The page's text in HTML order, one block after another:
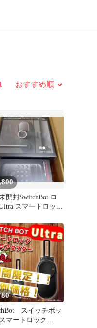
替え
開封SwitchBot ロ
スマートロック
スイッチボッ
マートロック